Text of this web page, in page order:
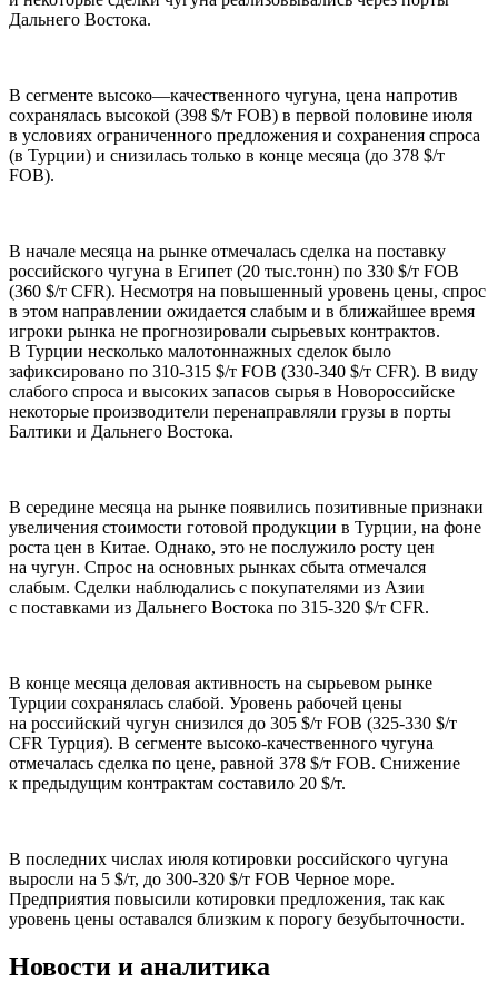
Дальнего Востока.
В сегменте высоко—качественного чугуна, цена напротив
сохранялась высокой (398 $/т FOB) в первой половине июля
в условиях ограниченного предложения и сохранения спроса
(в Турции) и снизилась только в конце месяца (до 378 $/т
FOB).
В начале месяца на рынке отмечалась сделка на поставку
российского чугуна в Египет (20 тыс.тонн) по 330 $/т FOB
(360 $/т CFR). Несмотря на повышенный уровень цены, спрос
в этом направлении ожидается слабым и в ближайшее время
игроки рынка не прогнозировали сырьевых контрактов.
В Турции несколько малотоннажных сделок было
зафиксировано по 310-315 $/т FOB (330-340 $/т CFR). В виду
слабого спроса и высоких запасов сырья в Новороссийске
некоторые производители перенаправляли грузы в порты
Балтики и Дальнего Востока.
В середине месяца на рынке появились позитивные признаки
увеличения стоимости готовой продукции в Турции, на фоне
роста цен в Китае. Однако, это не послужило росту цен
на чугун. Спрос на основных рынках сбыта отмечался
слабым. Сделки наблюдались с покупателями из Азии
с поставками из Дальнего Востока по 315-320 $/т CFR.
В конце месяца деловая активность на сырьевом рынке
Турции сохранялась слабой. Уровень рабочей цены
на российский чугун снизился до 305 $/т FOB (325-330 $/т
CFR Турция). В сегменте высоко-качественного чугуна
отмечалась сделка по цене, равной 378 $/т FOB. Снижение
к предыдущим контрактам составило 20 $/т.
В последних числах июля котировки российского чугуна
выросли на 5 $/т, до 300-320 $/т FOB Черное море.
Предприятия повысили котировки предложения, так как
уровень цены оставался близким к порогу безубыточности.
Новости и аналитика